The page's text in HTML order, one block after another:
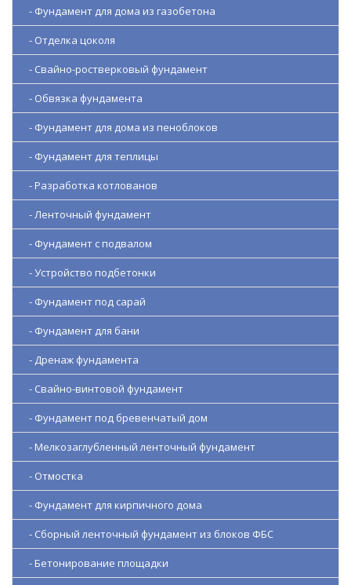
- Фундамент для дома из газобетона
- Отделка цоколя
- Свайно-ростверковый фундамент
- Обвязка фундамента
- Фундамент для дома из пеноблоков
- Фундамент для теплицы
- Разработка котлованов
- Ленточный фундамент
- Фундамент с подвалом
- Устройство подбетонки
- Фундамент под сарай
- Фундамент для бани
- Дренаж фундамента
- Свайно-винтовой фундамент
- Фундамент под бревенчатый дом
- Мелкозаглубленный ленточный фундамент
- Отмостка
- Фундамент для кирпичного дома
- Сборный ленточный фундамент из блоков ФБС
- Бетонирование площадки